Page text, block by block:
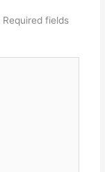
Required fields